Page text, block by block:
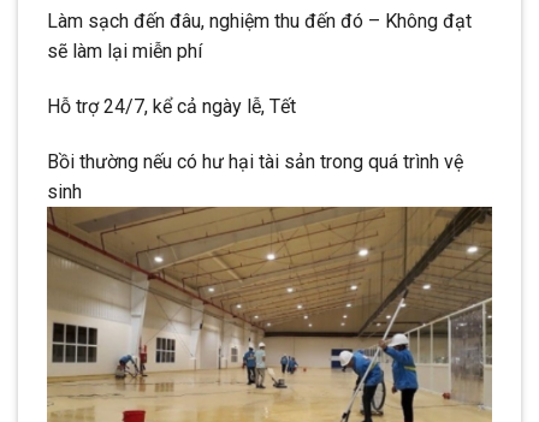
Làm sạch đến đâu, nghiệm thu đến đó – Không đạt
sẽ làm lại miễn phí
Hỗ trợ 24/7, kể cả ngày lễ, Tết
Bồi thường nếu có hư hại tài sản trong quá trình vệ
sinh